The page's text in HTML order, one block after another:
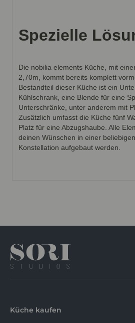
Spezielle
Die nobilia elements Küche, mit
2,70m, kommt bereits komplett
Bestandteil dieser Küche ist ein
Kühlschrank, eine Blende für eine
Unterschränke, unter anderem mit
Zusätzlich umfasst die Küche fünf
Platz für eine Abzugshaube. Alle
deinen Wünschen in einer
Konstellation aufgebaut werden.
Küche kaufen